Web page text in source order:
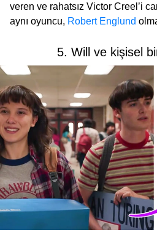
veren ve rahatsız Victor Creel’i
aynı oyuncu, Robert Englund
5. Will ve kişisel